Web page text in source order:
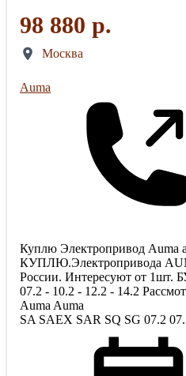
98 880 р.
Москва
Auma
Куплю Электропривод Auma
КУПЛЮ.Электропривода
России. Интересуют от 1шт.
07.2 - 10.2 - 12.2 - 14.2
Auma Auma
SA SAEX SAR SQ SG 07.2